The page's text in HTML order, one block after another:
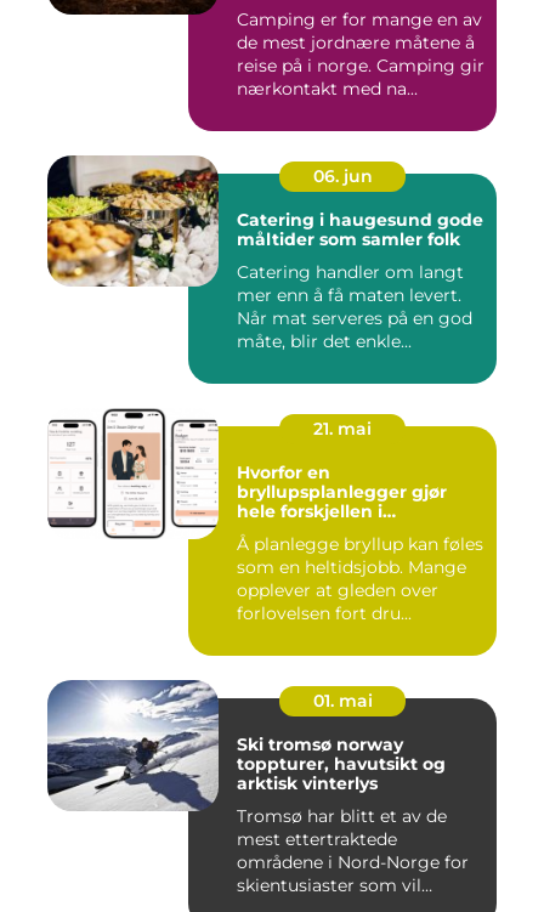
Camping er for mange en av
de mest jordnære måtene å
reise på i norge. Camping gir
nærkontakt med na...
06. jun
Catering i haugesund gode
måltider som samler folk
Catering handler om langt
mer enn å få maten levert.
Når mat serveres på en god
måte, blir det enkle...
21. mai
Hvorfor en
bryllupsplanlegger gjør
hele forskjellen i
bryllupsplanleggingen
Å planlegge bryllup kan føles
som en heltidsjobb. Mange
opplever at gleden over
forlovelsen fort dru...
01. mai
Ski tromsø norway
toppturer, havutsikt og
arktisk vinterlys
Tromsø har blitt et av de
mest ettertraktede
områdene i Nord-Norge for
skientusiaster som vil